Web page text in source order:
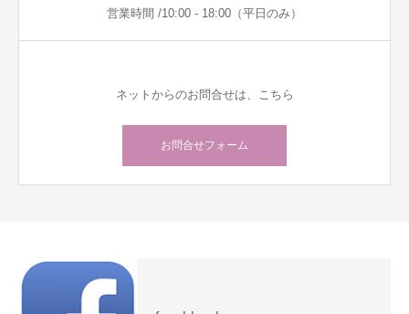
営業時間 /10:00 - 18:00（平日のみ）
ネットからのお問合せは、こちら
お問合せフォーム